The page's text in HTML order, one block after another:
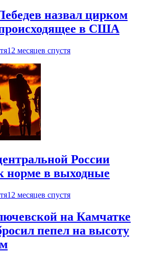
назвал цирком
в США
12 месяцев спустя
России
норме в выходные
12 месяцев спустя
на Камчатке
пепел на высоту